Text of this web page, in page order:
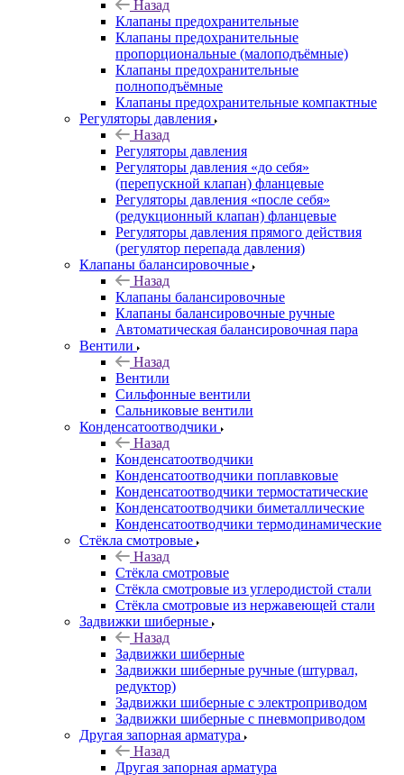
Назад
Клапаны предохранительные
Клапаны предохранительные
пропорциональные (малоподъёмные)
Клапаны предохранительные
полноподъёмные
Клапаны предохранительные компактные
Регуляторы давления
Назад
Регуляторы давления
Регуляторы давления «до себя»
(перепускной клапан) фланцевые
Регуляторы давления «после себя»
(редукционный клапан) фланцевые
Регуляторы давления прямого действия
(регулятор перепада давления)
Клапаны балансировочные
Назад
Клапаны балансировочные
Клапаны балансировочные ручные
Автоматическая балансировочная пара
Вентили
Назад
Вентили
Сильфонные вентили
Сальниковые вентили
Конденсатоотводчики
Назад
Конденсатоотводчики
Конденсатоотводчики поплавковые
Конденсатоотводчики термостатические
Конденсатоотводчики биметаллические
Конденсатоотводчики термодинамические
Стёкла смотровые
Назад
Стёкла смотровые
Стёкла смотровые из углеродистой стали
Стёкла смотровые из нержавеющей стали
Задвижки шиберные
Назад
Задвижки шиберные
Задвижки шиберные ручные (штурвал,
редуктор)
Задвижки шиберные с электроприводом
Задвижки шиберные с пневмоприводом
Другая запорная арматура
Назад
Другая запорная арматура